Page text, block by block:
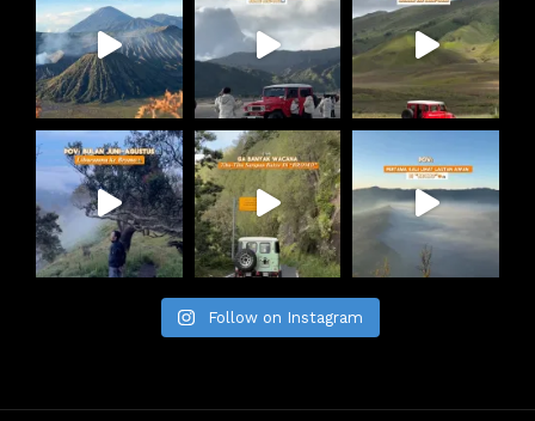
Follow on Instagram